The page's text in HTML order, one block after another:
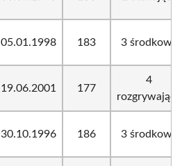
05.01.1998 183 3 środkowy
19.06.2001 177
4
rozgrywający
30.10.1996 186 3 środkowy